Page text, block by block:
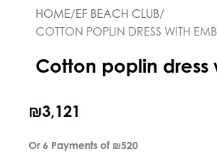
HOME EF BEACH CLUB
COTTON POPLIN DRESS WITH
Cotton poplin
₪3,121
Or 6 Payments of ₪520